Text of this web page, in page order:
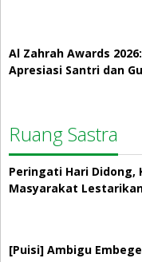
Al Zahrah Awards
Apresiasi Santri dan
Ruang Sastra
Peringati Hari Didong,
Masyarakat
[Puisi] Ambigu Embege